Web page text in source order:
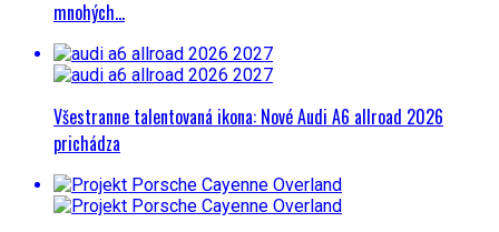
mnohých…
Všestranne talentovaná ikona: Nové Audi A6 allroad 2026
prichádza